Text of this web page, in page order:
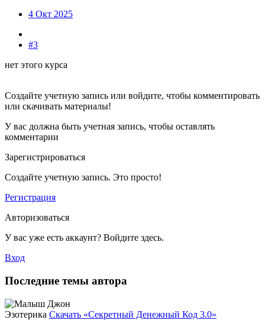
4 Окт 2025
#3
нет этого курса
Создайте учетную запись или войдите, чтобы комментировать
или скачивать материалы!
У вас должна быть учетная запись, чтобы оставлять
комментарии
Зарегистрироваться
Создайте учетную запись. Это просто!
Регистрация
Авторизоваться
У вас уже есть аккаунт? Войдите здесь.
Вход
Последние темы автора
Эзотерика Скачать «Секретный Денежный Код 3.0»